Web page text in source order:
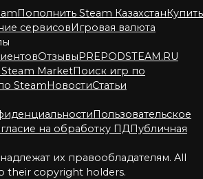
Пополнить Steam КазахстанКупить
сервисовИгровая валюта
ОтзывыPREPODSTEAM.RU
MarketПоиск игр по
SteamНовостиСтатьи
Пользовательское
на обработку ПДПубличная
их правообладателям. All
their copyright holders.